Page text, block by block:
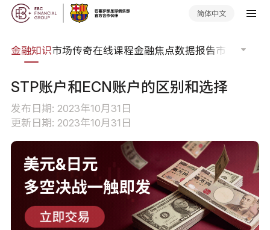
简体中文
金融知识市场传奇在线课程金融焦点数据报告市场分析
STP账户和ECN账户的区别和选择
发布日期: 2023年10月31日
更新日期: 2023年10月31日